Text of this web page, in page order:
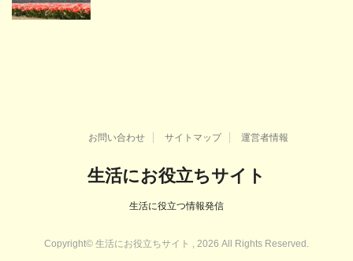
お問い合わせ サイトマップ 運営者情報
生活にお役立ちサイト
生活に役立つ情報発信
Copyright© 生活にお役立ちサイト , 2026 All Rights Reserved.